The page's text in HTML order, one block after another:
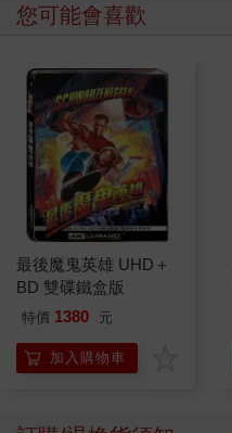
您可能會喜歡
最後魔鬼英雄 UHD＋
BD 雙碟鐵盒版
特價 1380 元
加入購物車